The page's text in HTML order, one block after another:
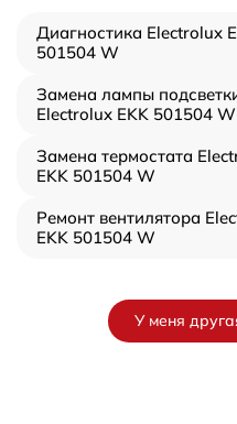
Диагностика Electrolux
501504 W
Замена лампы
Electrolux EKK 501504 W
Замена термостата
EKK 501504 W
Ремонт вентилятора
EKK 501504 W
У меня